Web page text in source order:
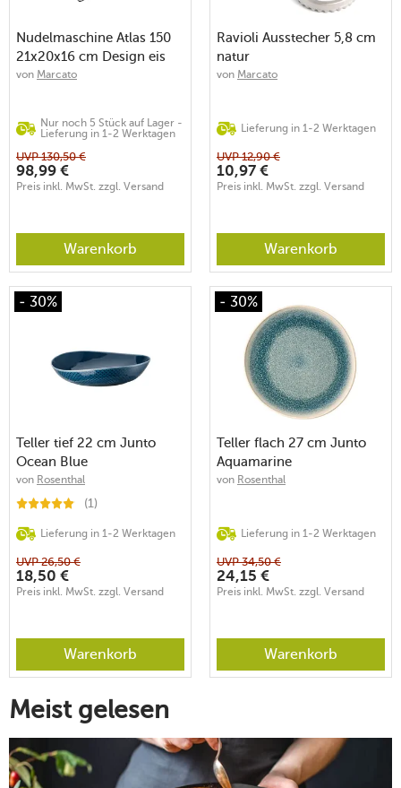
Nudelmaschine Atlas 150
21x20x16 cm Design eis
von Marcato
Nur noch 5 Stück auf Lager -
Lieferung in 1-2 Werktagen
UVP130,50 €
98,99 €
Preis inkl. MwSt. zzgl. Versand
Warenkorb
Ravioli Ausstecher 5,8 cm
natur
von Marcato
Lieferung in 1-2 Werktagen
UVP12,90 €
10,97 €
Preis inkl. MwSt. zzgl. Versand
Warenkorb
- 30%
Teller tief 22 cm Junto
Ocean Blue
von Rosenthal
(1)
Lieferung in 1-2 Werktagen
UVP26,50 €
18,50 €
Preis inkl. MwSt. zzgl. Versand
Warenkorb
- 30%
Teller flach 27 cm Junto
Aquamarine
von Rosenthal
Lieferung in 1-2 Werktagen
UVP34,50 €
24,15 €
Preis inkl. MwSt. zzgl. Versand
Warenkorb
Meist gelesen